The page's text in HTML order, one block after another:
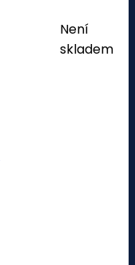
Není
skladem